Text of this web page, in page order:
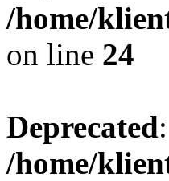
/home/
on line 24
Deprecated
/home/